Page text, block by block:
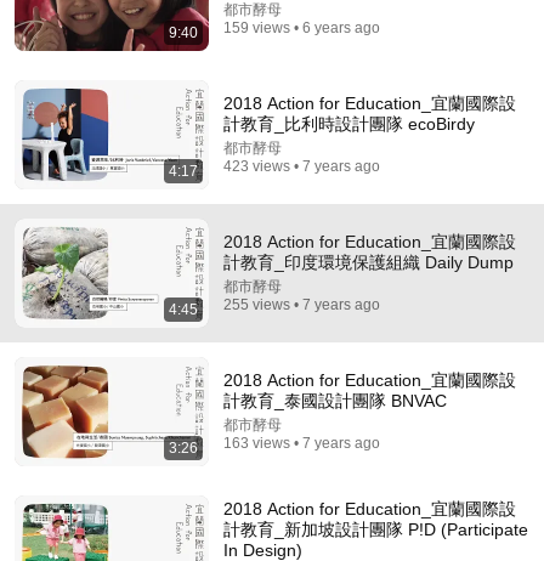
從金融海嘯到 AI 浪潮，資深研究員帶你看市場｜財經
好朋友特輯
MacroMicro財經M平方
New 52K views
9:40
都市酵母
159 views • 6 years ago
4:17
2018 Action for Education_宜蘭國際設
計教育_比利時設計團隊 ecoBirdy
都市酵母
423 views • 7 years ago
4:45
2018 Action for Education_宜蘭國際設
計教育_印度環境保護組織 Daily Dump
都市酵母
255 views • 7 years ago
3:26
2018 Action for Education_宜蘭國際設
計教育_泰國設計團隊 BNVAC
都市酵母
163 views • 7 years ago
2018 Action for Education_宜蘭國際設
計教育_新加坡設計團隊 P!D (Participate
In Design)